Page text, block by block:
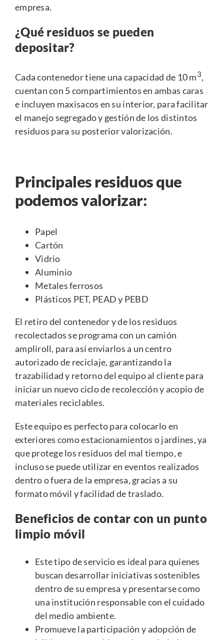
empresa.
¿Qué residuos se pueden
depositar?
Cada contenedor tiene una capacidad de 10 m3,
cuentan con 5 compartimientos en ambas caras
e incluyen maxisacos en su interior, para facilitar
el manejo segregado y gestión de los distintos
residuos para su posterior valorización.
Principales residuos que
podemos valorizar:
Papel
Cartón
Vidrio
Aluminio
Metales ferrosos
Plásticos PET, PEAD y PEBD
El retiro del contenedor y de los residuos
recolectados se programa con un camión
ampliroll, para así enviarlos a un centro
autorizado de reciclaje, garantizando la
trazabilidad y retorno del equipo al cliente para
iniciar un nuevo ciclo de recolección y acopio de
materiales reciclables.
Este equipo es perfecto para colocarlo en
exteriores como estacionamientos o jardines, ya
que protege los residuos del mal tiempo, e
incluso se puede utilizar en eventos realizados
dentro o fuera de la empresa, gracias a su
formato móvil y facilidad de traslado.
Beneficios de contar con un punto
limpio móvil
Este tipo de servicio es ideal para quienes
buscan desarrollar iniciativas sostenibles
dentro de su empresa y presentarse como
una institución responsable con el cuidado
del medio ambiente.
Promueve la participación y adopción de